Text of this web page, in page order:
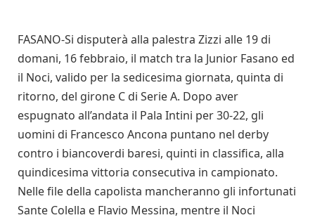
FASANO-Si disputerà alla palestra Zizzi alle 19 di
domani, 16 febbraio, il match tra la Junior Fasano ed
il Noci, valido per la sedicesima giornata, quinta di
ritorno, del girone C di Serie A. Dopo aver
espugnato all’andata il Pala Intini per 30-22, gli
uomini di Francesco Ancona puntano nel derby
contro i biancoverdi baresi, quinti in classifica, alla
quindicesima vittoria consecutiva in campionato.
Nelle file della capolista mancheranno gli infortunati
Sante Colella e Flavio Messina, mentre il Noci